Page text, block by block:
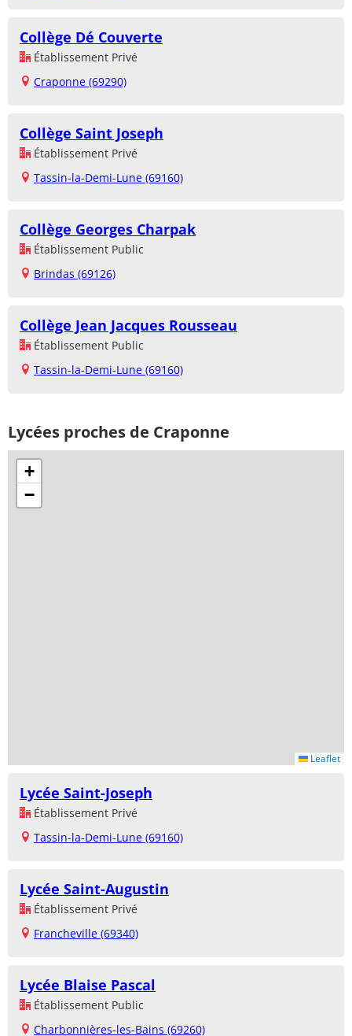
Collège Dé Couverte
Établissement Privé
Craponne (69290)
Collège Saint Joseph
Établissement Privé
Tassin-la-Demi-Lune (69160)
Collège Georges Charpak
Établissement Public
Brindas (69126)
Collège Jean Jacques Rousseau
Établissement Public
Tassin-la-Demi-Lune (69160)
Lycées proches de Craponne
+
−
Leaflet
Lycée Saint-Joseph
Établissement Privé
Tassin-la-Demi-Lune (69160)
Lycée Saint-Augustin
Établissement Privé
Francheville (69340)
Lycée Blaise Pascal
Établissement Public
Charbonnières-les-Bains (69260)